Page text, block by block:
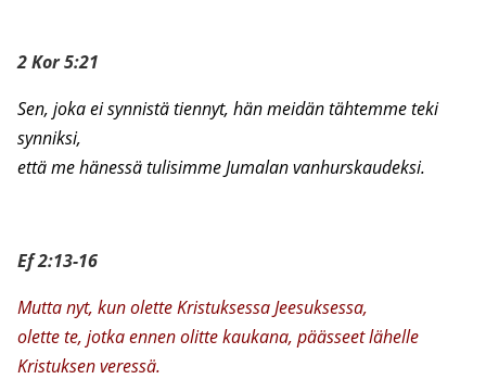
2 Kor 5:21
Sen, joka ei synnistä tiennyt, hän meidän tähtemme teki
synniksi,
että me hänessä tulisimme Jumalan vanhurskaudeksi.
Ef 2:13-16
Mutta nyt, kun olette Kristuksessa Jeesuksessa,
olette te, jotka ennen olitte kaukana, päässeet lähelle
Kristuksen veressä.